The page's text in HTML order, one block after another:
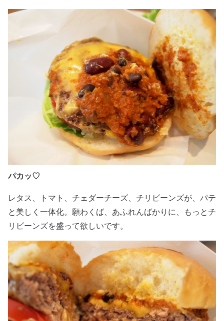
パカッ♡
レタス、トマト、チェダーチーズ、チリビーンズが、パテ
と美しく一体化。願わくば、あふれんばかりに、もっとチ
リビーンズを盛って欲しいです。